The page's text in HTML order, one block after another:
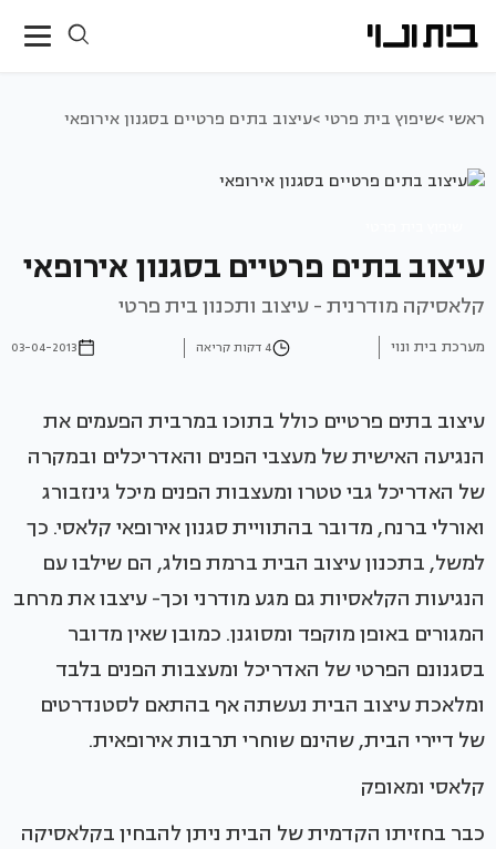
ראשי >שיפוץ בית פרטי >עיצוב בתים פרטיים בסגנון אירופאי
עיצוב בתים פרטיים בסגנון אירופאי
קלאסיקה מודרנית - עיצוב ותכנון בית פרטי
מערכת בית ונוי 4 דקות קריאה 03-04-2013
עיצוב בתים פרטיים כולל בתוכו במרבית הפעמים את
הנגיעה האישית של מעצבי הפנים והאדריכלים ובמקרה
של האדריכל גבי טטרו ומעצבות הפנים מיכל גינזבורג
ואורלי ברנח, מדובר בהתוויית סגנון אירופאי קלאסי. כך
למשל, בתכנון עיצוב הבית ברמת פולג, הם שילבו עם
הנגיעות הקלאסיות גם מגע מודרני וכך- עיצבו את מרחב
המגורים באופן מוקפד ומסוגנן. כמובן שאין מדובר
בסגנונם הפרטי של האדריכל ומעצבות הפנים בלבד
ומלאכת עיצוב הבית נעשתה אף בהתאם לסטנדרטים
של דיירי הבית, שהינם שוחרי תרבות אירופאית.
קלאסי ומאופק
כבר בחזיתו הקדמית של הבית ניתן להבחין בקלאסיקה